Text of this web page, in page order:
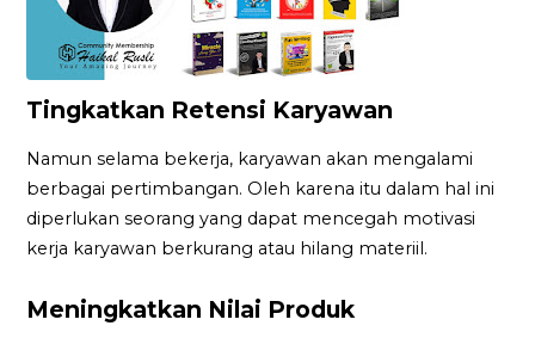
Tingkatkan Retensi Karyawan
Namun selama bekerja, karyawan akan mengalami
berbagai pertimbangan. Oleh karena itu dalam hal ini
diperlukan seorang yang dapat mencegah motivasi
kerja karyawan berkurang atau hilang materiil.
Meningkatkan Nilai Produk